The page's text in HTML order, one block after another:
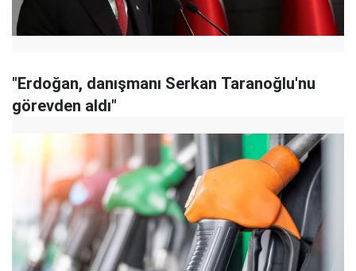
"Erdoğan, danışmanı Serkan Taranoğlu'nu
görevden aldı"